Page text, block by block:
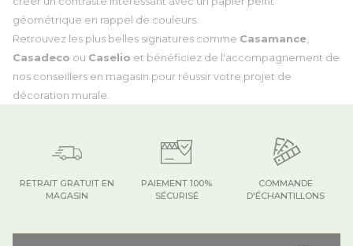
géométrique en rappel de couleurs.
Retrouvez les plus belles signatures comme Casamance
Casadeco ou Caselio et bénéficiez de l'accompagnement de
nos conseillers en magasin pour réussir votre projet de
décoration murale.
COMMANDE
D'ÉCHANTILLONS
PAIEMENT 100%
SÉCURISÉ
RETRAIT GRATUIT EN
MAGASIN